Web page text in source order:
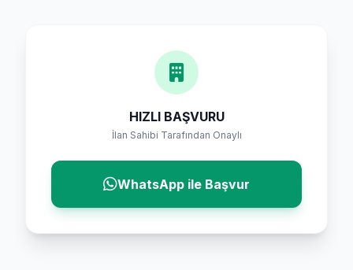
HIZLI BAŞVURU
İlan Sahibi Tarafından Onaylı
WhatsApp ile Başvur